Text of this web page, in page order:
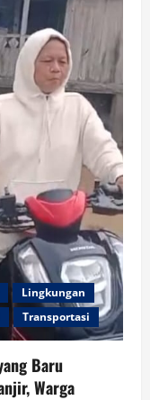
Lingkungan
Transportasi
Baru
Warga